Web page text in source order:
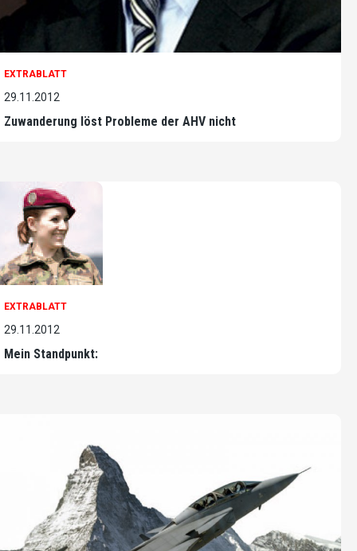
EXTRABLATT
29.11.2012
Zuwanderung löst Probleme der AHV nicht
EXTRABLATT
29.11.2012
Mein Standpunkt: